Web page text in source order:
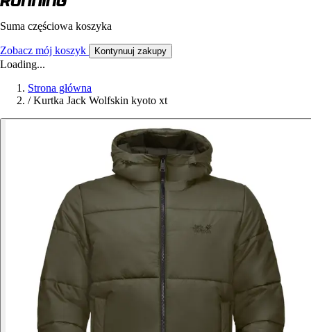
Suma częściowa koszyka
Zobacz mój koszyk Kontynuuj zakupy
Loading...
Strona główna
/ Kurtka Jack Wolfskin kyoto xt